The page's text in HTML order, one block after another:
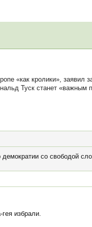
«как кролики», заявил
Туск станет «важным
со свободой
избрали.